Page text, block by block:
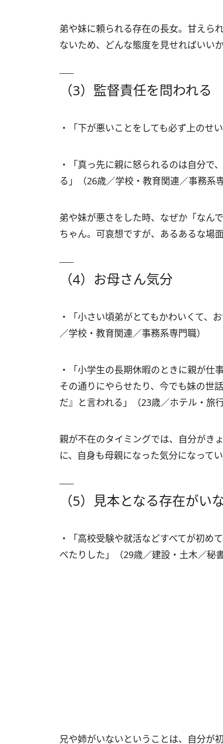
弟や妹に頼られる存在の長女。甘えら
ないため、どんな態度を見せればいい
（3）監督責任を問われる
・「下が悪いことをしても必ず上のせ
・「真っ先に親に怒られるのは自分で
る」（26歳／学校・教育関連／事務系専
弟や妹が悪さをした時、なぜか「なん
ちゃん。可哀想ですが、あるあるな場面
（4）お母さん気分
・「小さい頃弟がとてもかわいくて、
／学校・教育関連／事務系専門職）
・「小学生の長期休暇のときに親が仕
その通りにやらせたり、今でも妹の世
だ』と言われる」（23歳／ホテル・旅
親が不在のタイミングでは、自分がき
に、自身も母親になった気分になってい
（5）見本となる存在がい
・「高校受験や就活などすべてが初め
べたりした」（29歳／建設・土木／秘
兄や姉がいないということは、自分が